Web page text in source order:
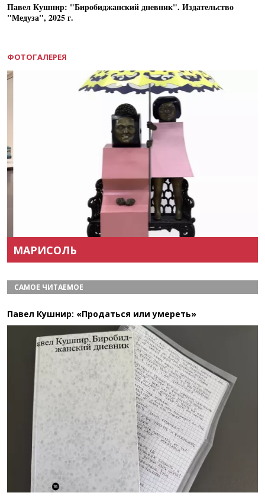
Павел Кушнир: "Биробиджанский дневник". Издательство
"Медуза", 2025 г.
ФОТОГАЛЕРЕЯ
МАРИСОЛЬ
САМОЕ ЧИТАЕМОЕ
Павел Кушнир: «Продаться или умереть»